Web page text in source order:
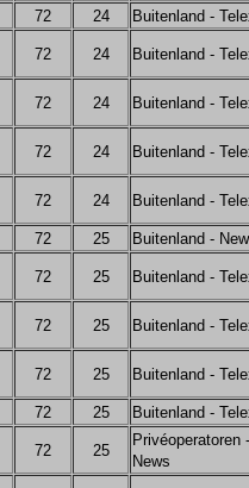
72 24 Buitenland -
72 24 Buitenland -
72 24 Buitenland -
72 24 Buitenland -
72 24 Buitenland -
72 25 Buitenland -
72 25 Buitenland -
72 25 Buitenland -
72 25 Buitenland -
72 25 Buitenland -
72 25
Privéoperatoren
News